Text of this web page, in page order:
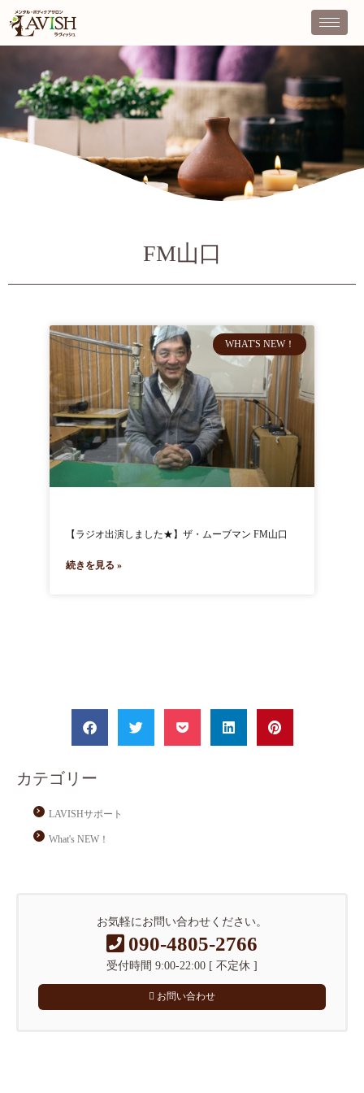
FM山口
WHAT'S NEW！
【ラジオ出演しました★】ザ・ムーブマン FM山口
続きを見る »
カテゴリー
LAVISHサポート
What's NEW！
お気軽にお問い合わせください。
090-4805-2766
受付時間 9:00-22:00 [ 不定休 ]
お問い合わせ